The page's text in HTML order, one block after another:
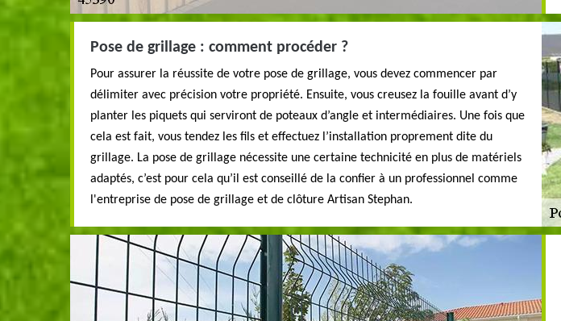
Pose de grillage : comment procéder ?
Pour assurer la réussite de votre pose de grillage, vous devez commencer par
délimiter avec précision votre propriété. Ensuite, vous creusez la fouille avant d’y
planter les piquets qui serviront de poteaux d’angle et intermédiaires. Une fois que
cela est fait, vous tendez les fils et effectuez l’installation proprement dite du
grillage. La pose de grillage nécessite une certaine technicité en plus de matériels
adaptés, c’est pour cela qu’il est conseillé de la confier à un professionnel comme
l'entreprise de pose de grillage et de clôture Artisan Stephan.